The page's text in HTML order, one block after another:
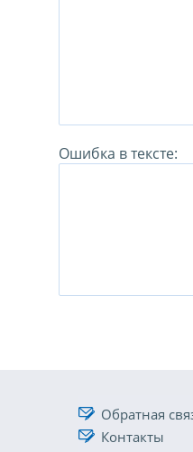
Ошибка в тексте:
Обратная
Контакты